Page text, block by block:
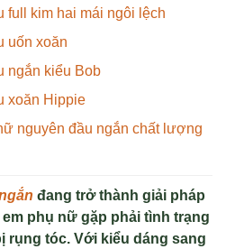
full kim hai mái ngôi lệch
uốn xoăn
ngắn kiểu Bob
xoăn Hippie
nguyên đầu ngắn chất lượng
đang trở thành giải pháp
phụ nữ gặp phải tình trạng
rụng tóc. Với kiểu dáng sang